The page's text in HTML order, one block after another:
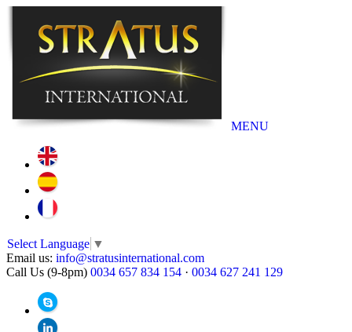
MENU
Select Language ▼
Email us: info@stratusinternational.com
Call Us (9-8pm) 0034 657 834 154 · 0034 627 241 129